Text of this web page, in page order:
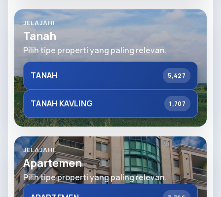
JELAJAHI
Tanah
Pilih tipe properti yang paling relevan.
TANAH 5,427
TANAH KAVLING 1,707
JELAJAHI
Apartemen
Pilih tipe properti yang paling relevan.